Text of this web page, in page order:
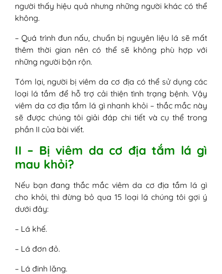
người thấy hiệu quả nhưng những người khác có thể
không.
– Quá trình đun nấu, chuẩn bị nguyên liệu lá sẽ mất
thêm thời gian nên có thể sẽ không phù hợp với
những người bận rộn.
Tóm lại, người bị viêm da cơ địa có thể sử dụng các
loại lá tắm để hỗ trợ cải thiện tình trạng bệnh. Vậy
viêm da cơ địa tắm lá gì nhanh khỏi – thắc mắc này
sẽ được chúng tôi giải đáp chi tiết và cụ thể trong
phần II của bài viết.
II – Bị viêm da cơ địa tắm lá gì
mau khỏi?
Nếu bạn đang thắc mắc viêm da cơ địa tắm lá gì
cho khỏi, thì đừng bỏ qua 15 loại lá chúng tôi gợi ý
dưới đây:
– Lá khế.
– Lá đơn đỏ.
– Lá đinh lăng.